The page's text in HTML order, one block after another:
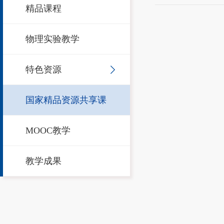
精品课程
物理实验教学
特色资源
国家精品资源共享课
MOOC教学
教学成果